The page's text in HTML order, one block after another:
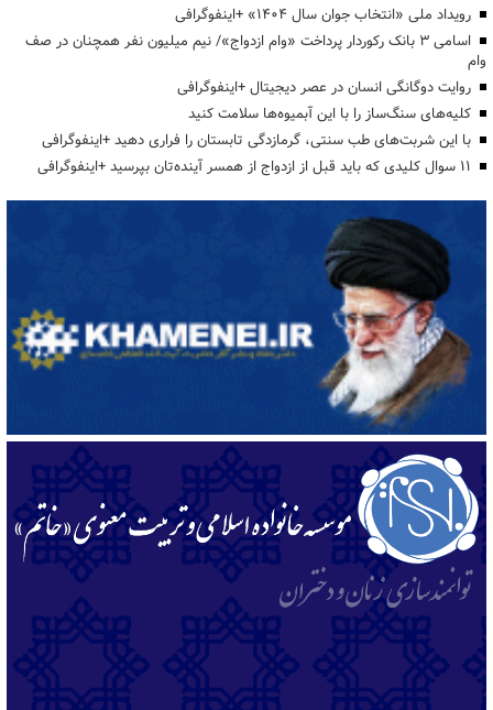
رویداد ملی «انتخاب جوان سال ۱۴۰۴» +اینفوگرافی
اسامی ۳ بانک رکوردار پرداخت «وام ازدواج»/ نیم میلیون نفر همچنان در صف
وام
روایت دوگانگی انسان در عصر دیجیتال +اینفوگرافی
کلیه‌های سنگ‌ساز را با این آبمیوه‌ها سلامت کنید
با این شربت‌های طب سنتی، گرمازدگی تابستان را فراری دهید +اینفوگرافی
۱۱ سوال کلیدی که باید قبل از ازدواج از همسر آینده‌تان بپرسید +اینفوگرافی